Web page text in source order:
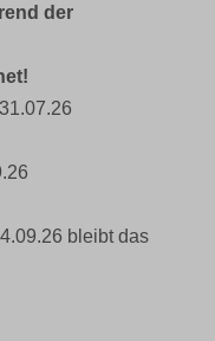
der
bleibt das